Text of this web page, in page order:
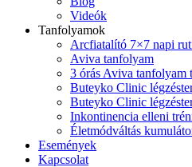
Videók
Tanfolyamok
Arcfiatalító 7×7 napi
Aviva tanfolyam
3 órás Aviva tanfolyam
Buteyko Clinic
Buteyko Clinic
Inkontinencia elleni
Életmódváltás
Események
Kapcsolat